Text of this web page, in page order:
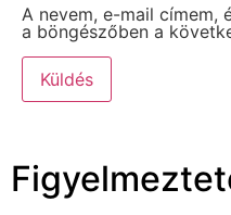
A nevem, e-mail címem,
a böngészőben a